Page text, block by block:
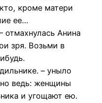
кроме матери
ее…
Анина
зря. Возьми в
– уныло
ведь: женщины
и угощают ею.